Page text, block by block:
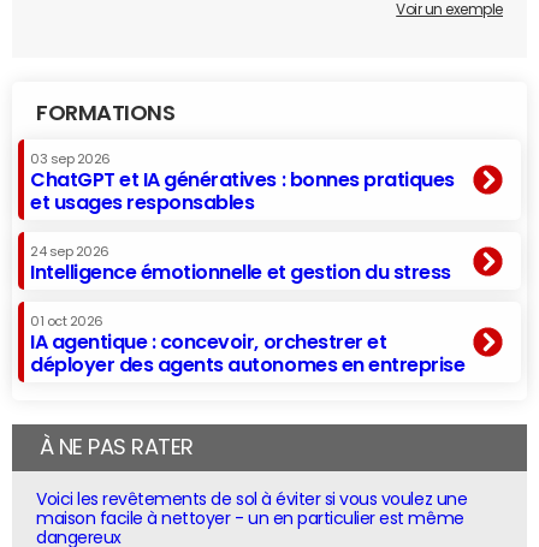
Voir un exemple
FORMATIONS
03 sep 2026
ChatGPT et IA génératives : bonnes pratiques
et usages responsables
24 sep 2026
Intelligence émotionnelle et gestion du stress
01 oct 2026
IA agentique : concevoir, orchestrer et
déployer des agents autonomes en entreprise
À NE PAS RATER
Voici les revêtements de sol à éviter si vous voulez une
maison facile à nettoyer - un en particulier est même
dangereux